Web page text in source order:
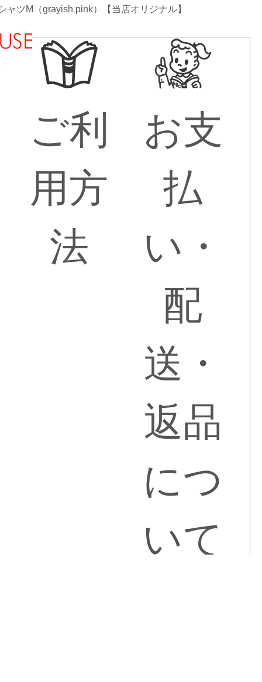
ツM（grayish pink）【当店オリジナル】
ご利
用方
法
お支
払
い・
配
送・
返品
につ
いて